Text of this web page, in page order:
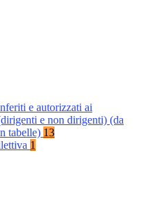
e autorizzati ai
e non dirigenti) (da
tabelle) 13
1